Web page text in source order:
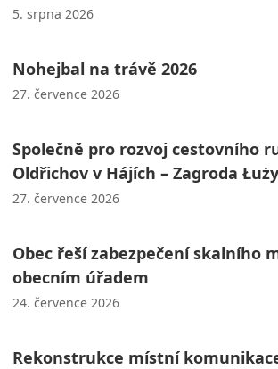
5. srpna 2026
Nohejbal na trávě 2026
27. července 2026
Společně pro rozvoj cestovního
Oldřichov v Hájích – Zagroda
27. července 2026
Obec řeší zabezpečení skalního
obecním úřadem
24. července 2026
Rekonstrukce místní